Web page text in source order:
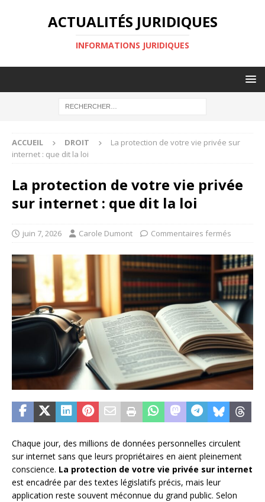
ACTUALITÉS JURIDIQUES
INFORMATIONS JURIDIQUES
ACCUEIL DROIT
La protection de votre vie privée sur
internet : que dit la loi
La protection de votre vie privée
sur internet : que dit la loi
juin 7, 2026 Carole Dumont Commentaires fermés
Chaque jour, des millions de données personnelles circulent
sur internet sans que leurs propriétaires en aient pleinement
conscience. La protection de votre vie privée sur internet
est encadrée par des textes législatifs précis, mais leur
application reste souvent méconnue du grand public. Selon